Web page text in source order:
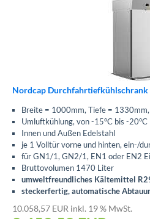
Nordcap Durchfahrtiefkühlschrank
Breite = 1000mm, Tiefe =
Umluftkühlung, von -15°C bis -20°C
Innen und Außen Edelstahl
je 1 Volltür vorne und hinten, ein-/
für GN1/1, GN2/1, EN1 oder EN2
Bruttovolumen 1470 Liter
umweltfreundliches Kältemittel
steckerfertig, automatische
10.058,57 EUR inkl. 19 % MwSt.